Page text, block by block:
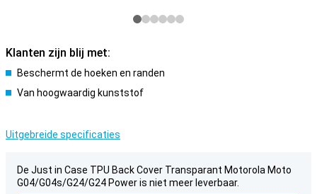
Klanten zijn blij met:
Beschermt de hoeken en randen
Van hoogwaardig kunststof
Uitgebreide specificaties
De Just in Case TPU Back Cover Transparant Motorola Moto
G04/G04s/G24/G24 Power is niet meer leverbaar.